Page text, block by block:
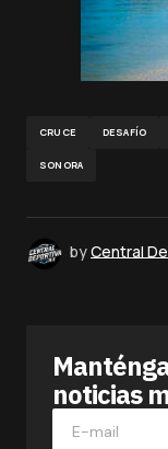
CRUCE DESAFÍO
SONORA
byCentral
noticias